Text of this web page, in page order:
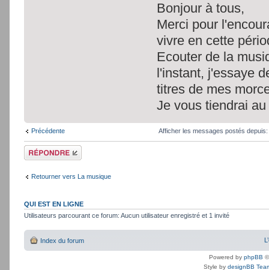
Bonjour à tous,
Merci pour
vivre en cette
Ecouter de la
l'instant, j'essaye
titres de mes
Je vous tiendrai
Précédente Afficher les messages postés depuis:
Répondre
Retourner vers La musique
QUI EST EN LIGNE
Utilisateurs parcourant ce forum: Aucun utilisateur enregistré et 1 invité
Index du forum
Powered by phpBB
Style by designBB